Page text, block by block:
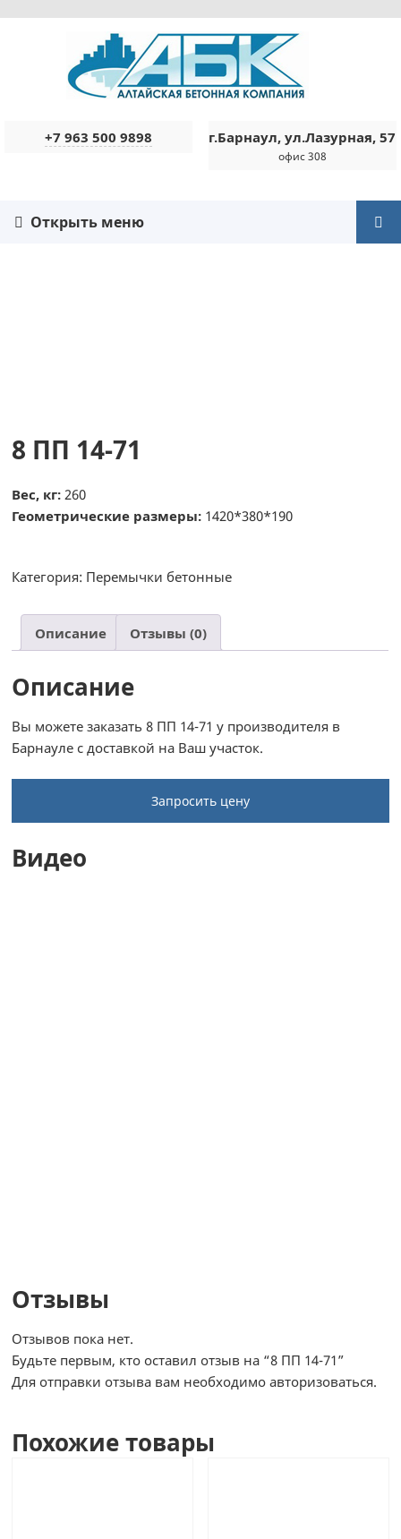
+7 963 500 9898 г.Барнаул, ул.Лазурная, 57
офис 308
Открыть меню
8 ПП 14-71
Вес, кг: 260
Геометрические размеры: 1420*380*190
Категория: Перемычки бетонные
Описание Отзывы (0)
Описание
Вы можете заказать 8 ПП 14-71 у производителя в
Барнауле с доставкой на Ваш участок.
Запросить цену
Видео
Отзывы
Отзывов пока нет.
Будьте первым, кто оставил отзыв на “8 ПП 14-71”
Для отправки отзыва вам необходимоавторизоваться.
Похожие товары